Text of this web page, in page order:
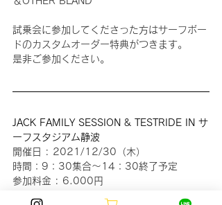
試乗会に参加してくださった方はサーフボー
ドのカスタムオーダー特典がつきます。
是非ご参加ください。
JACK FAMILY SESSION & TESTRIDE IN サ
ーフスタジアム静波
開催日 : 2021/12/30（木）
時間：9：30集合～14：30終了予定
参加料金 : 6.000円